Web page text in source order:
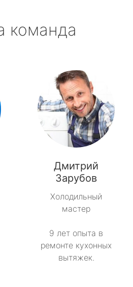
команда
Дмитрий
Зарубов
Холодильный
мастер
9 лет опыта в
ремонте кухонных
вытяжек.